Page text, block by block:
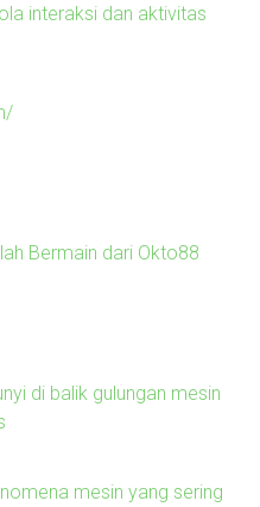
interaksi dan aktivitas
Bermain dari Okto88
di balik gulungan mesin
mesin yang sering